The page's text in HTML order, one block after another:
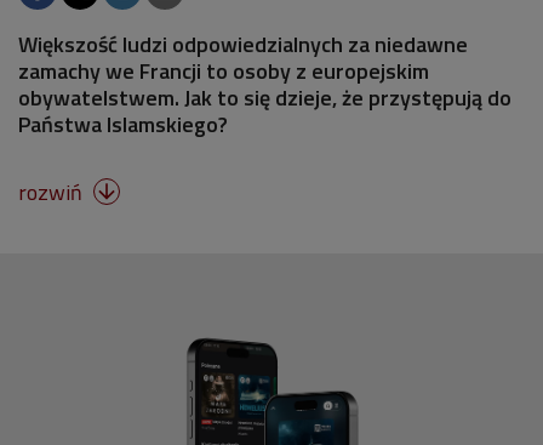
Większość ludzi odpowiedzialnych za niedawne
zamachy we Francji to osoby z europejskim
obywatelstwem. Jak to się dzieje, że przystępują do
Państwa Islamskiego?
rozwiń 